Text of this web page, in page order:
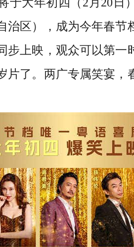
治区），成为今年春节
步上映 ，观众可以第一
片了。两广专属笑宴，